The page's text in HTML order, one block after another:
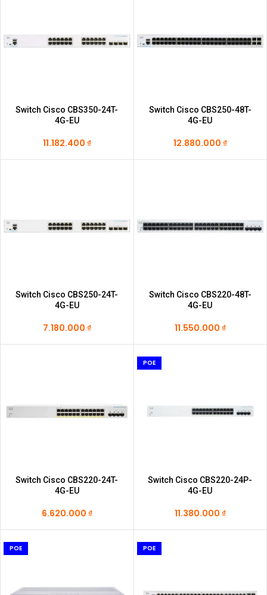
Switch Cisco CBS350-24T-
4G-EU
11.182.400 ₫
Switch Cisco CBS250-48T-
4G-EU
12.880.000 ₫
Switch Cisco CBS250-24T-
4G-EU
7.180.000 ₫
Switch Cisco CBS220-48T-
4G-EU
11.550.000 ₫
Switch Cisco CBS220-24T-
4G-EU
6.620.000 ₫
POE
Switch Cisco CBS220-24P-
4G-EU
11.380.000 ₫
POE POE